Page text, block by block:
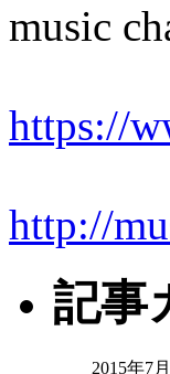
music
https://
http://
記事
2015年7月